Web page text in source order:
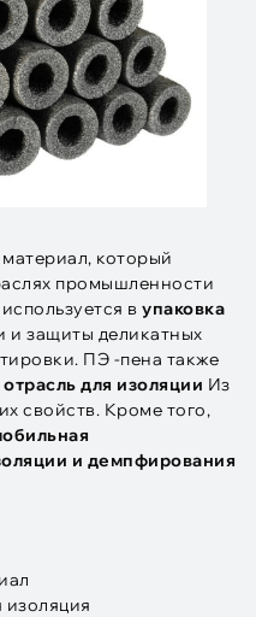
который
промышленности
в упаковка
и защиты деликатных
ПЭ -пена также
для изоляции Из
свойств. Кроме того,
и демпфирования
изоляция